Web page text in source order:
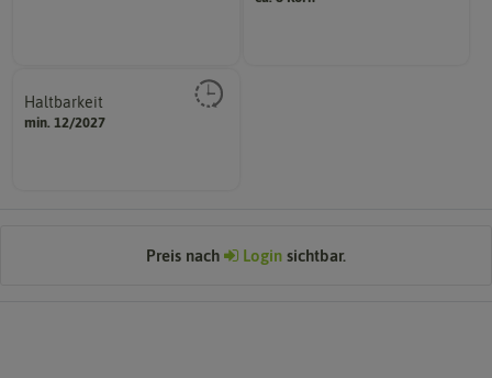
Wie viel ist enthalten
Haltbarkeit
min. 12/2027
und Pflanzgut sehr gut keimen
sollte.
Preis nach Login sichtbar.